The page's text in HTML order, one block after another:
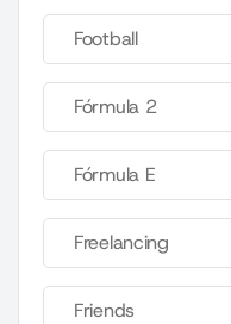
Football
Fórmula 2
Fórmula E
Freelancing
Friends